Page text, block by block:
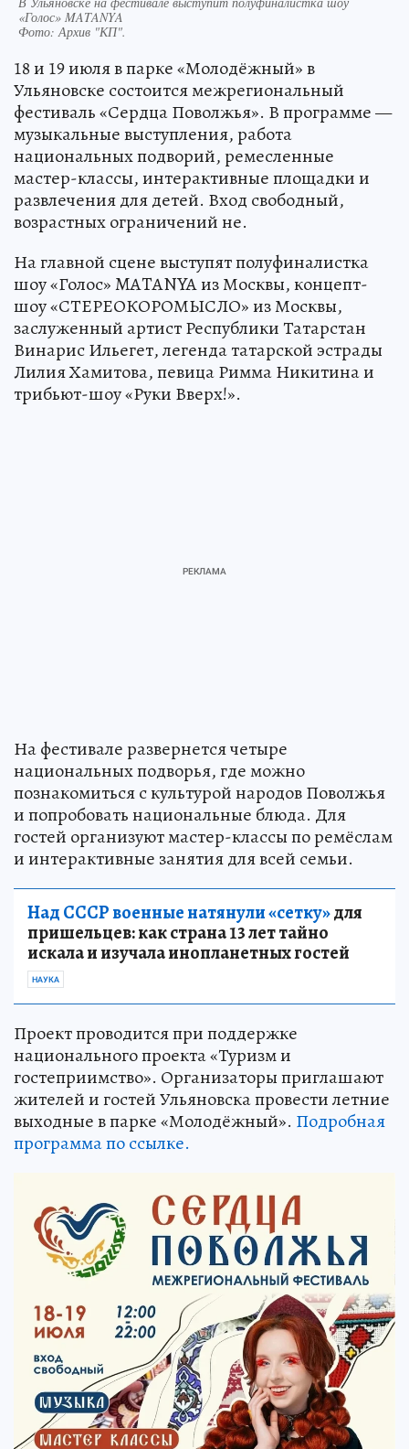
«Голос» MATANYA
Фото:Архив "КП".
18 и 19 июля в парке «Молодёжный» в
Ульяновске состоится межрегиональный
фестиваль «Сердца Поволжья». В программе —
музыкальные выступления, работа
национальных подворий, ремесленные
мастер-классы, интерактивные площадки и
развлечения для детей. Вход свободный,
возрастных ограничений не.
На главной сцене выступят полуфиналистка
шоу «Голос» MATANYA из Москвы, концепт-
шоу «СТЕРЕОКОРОМЫСЛО» из Москвы,
заслуженный артист Республики Татарстан
Винарис Ильегет, легенда татарской эстрады
Лилия Хамитова, певица Римма Никитина и
трибьют-шоу «Руки Вверх!».
На фестивале развернется четыре
национальных подворья, где можно
познакомиться с культурой народов Поволжья
и попробовать национальные блюда. Для
гостей организуют мастер-классы по ремёслам
и интерактивные занятия для всей семьи.
Над СССР военные натянули «сетку»для
пришельцев: как страна 13 лет тайно
искала и изучала инопланетных гостей
НАУКА
Проект проводится при поддержке
национального проекта «Туризм и
гостеприимство». Организаторы приглашают
жителей и гостей Ульяновска провести летние
выходные в парке «Молодёжный». Подробная
программа по ссылке.